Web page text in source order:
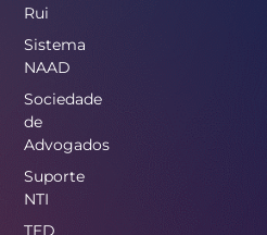
Rui
Sistema
NAAD
Sociedade
de
Advogados
Suporte
NTI
TED